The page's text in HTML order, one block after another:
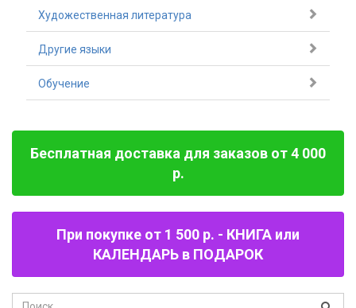
Художественная литература
Другие языки
Обучение
Бесплатная доставка для заказов от 4 000
р.
При покупке от 1 500 р. - КНИГА или
КАЛЕНДАРЬ в ПОДАРОК